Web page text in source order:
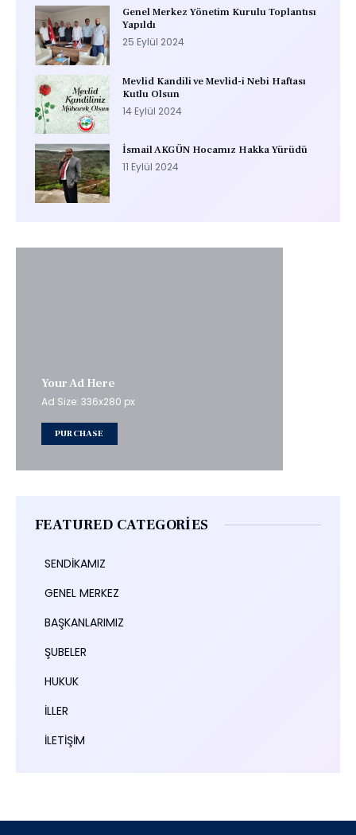
Genel Merkez Yönetim Kurulu Toplantısı
Yapıldı
25 Eylül 2024
Mevlid Kandili ve Mevlid-i Nebi Haftası
Kutlu Olsun
14 Eylül 2024
İsmail AKGÜN Hocamız Hakka Yürüdü
11 Eylül 2024
Your Ad Here
Ad Size: 336x280 px
PURCHASE
FEATURED CATEGORIES
SENDİKAMIZ
GENEL MERKEZ
BAŞKANLARIMIZ
ŞUBELER
HUKUK
İLLER
İLETİŞİM